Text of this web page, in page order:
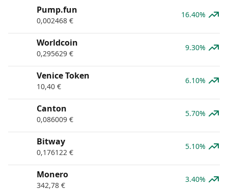
Pump.fun
0,002468 €
16.40%
Worldcoin
0,295629 €
9.30%
Venice Token
10,40 €
6.10%
Canton
0,086009 €
5.70%
Bitway
0,176122 €
5.10%
Monero
342,78 €
3.40%